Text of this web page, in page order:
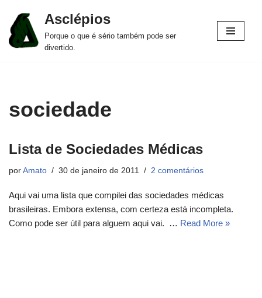
Pular
para
Asclépios
Porque o que é sério também pode ser
divertido.
sociedade
Lista de Sociedades Médicas
por Amato 30 de janeiro de 2011 2 comentários
Aqui vai uma lista que compilei das sociedades médicas
brasileiras. Embora extensa, com certeza está incompleta.
Como pode ser útil para alguem aqui vai. … Read More »